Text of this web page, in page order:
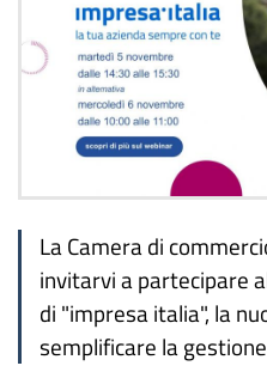
La Camera di
invitarvi a partecipare
di "impresa italia", la
semplificare la